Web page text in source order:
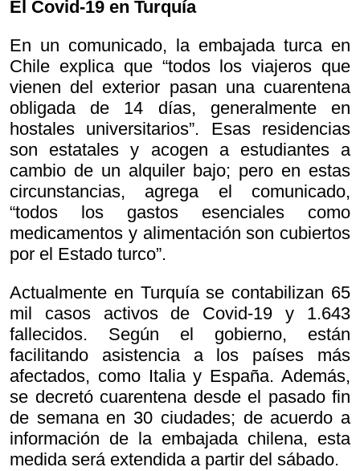
El Covid-19 en Turquía
En un comunicado, la embajada turca en
Chile explica que “todos los viajeros que
vienen del exterior pasan una cuarentena
obligada de 14 días, generalmente en
hostales universitarios”. Esas residencias
son estatales y acogen a estudiantes a
cambio de un alquiler bajo; pero en estas
circunstancias, agrega el comunicado,
“todos los gastos esenciales como
medicamentos y alimentación son cubiertos
por el Estado turco”.
Actualmente en Turquía se contabilizan 65
mil casos activos de Covid-19 y 1.643
fallecidos. Según el gobierno, están
facilitando asistencia a los países más
afectados, como Italia y España. Además,
se decretó cuarentena desde el pasado fin
de semana en 30 ciudades; de acuerdo a
información de la embajada chilena, esta
medida será extendida a partir del sábado.